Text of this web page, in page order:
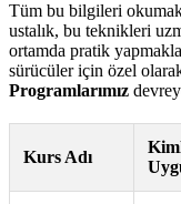
Tüm bu bilgileri okumak
ustalık, bu teknikleri
ortamda pratik
sürücüler için özel olarak
Programlarımız
Kurs Adı